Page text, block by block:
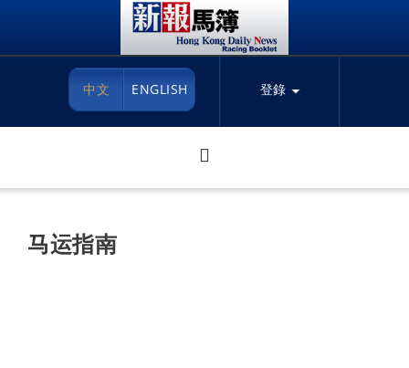
中文 ENGLISH 登錄
马运指南